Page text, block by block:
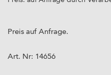
Preis auf Anfrage.
Art. Nr: 14656